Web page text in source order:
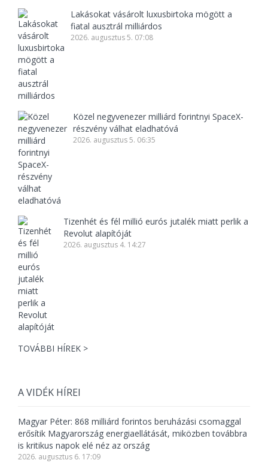
Lakásokat vásárolt luxusbirtoka mögött a
fiatal ausztrál milliárdos
2026. augusztus 5. 07:08
Közel negyvenezer milliárd forintnyi SpaceX-
részvény válhat eladhatóvá
2026. augusztus 5. 06:35
Tizenhét és fél millió eurós jutalék miatt perlik a
Revolut alapítóját
2026. augusztus 4. 14:27
TOVÁBBI HÍREK >
A VIDÉK HÍREI
Magyar Péter: 868 milliárd forintos beruházási csomaggal
erősítik Magyarország energiaellátását, miközben továbbra
is kritikus napok elé néz az ország
2026. augusztus 6. 17:09